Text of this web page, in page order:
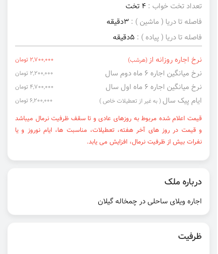
تعداد تخت خواب : 4 تخت
فاصله تا دریا ( ماشین ) : 3دقیقه
فاصله تا دریا ( پیاده ) : 5دقیقه
نرخ اجاره روزانه از (هرشب) 2,700,000 تومان
نرخ میانگین اجاره ۶ ماه دوم سال 2,200,000 تومان
نرخ میانگین اجاره ۶ ماه اول سال 4,700,000 تومان
ایام پیک سال ( به غیر از تعطیلات خاص ) 6,200,000 تومان
قیمت اعلام شده مربوط به روزهای عادی و تا سقف ظرفیت نرمال میباشد
و قیمت در روز های آخر هفته، تعطیلات، مناسبت ها، ایام نوروز و یا
نفرات بیش از ظرفیت نرمال، افزایش می یابد.
درباره ملک
اجاره ویلای ساحلی در چمخاله گیلان
ظرفیت